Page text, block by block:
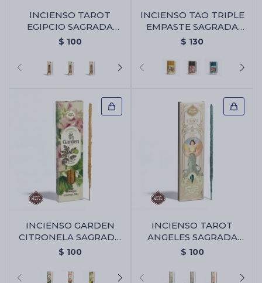
INCIENSO TAROT
EGIPCIO SAGRADA
MADRE - Oud
$ 100
INCIENSO TAO TRIPLE
EMPASTE SAGRADA
MADRE X30 - PACK X2 -
$ 130
INCIENSO GARDEN
CITRONELA SAGRADA
MADRE - Pura
$ 100
INCIENSO TAROT
ANGELES SAGRADA
MADRE - Bayas De
$ 100
Cartas de Tarot
Aromatizantes de ambientes
Artículos Esotéricos